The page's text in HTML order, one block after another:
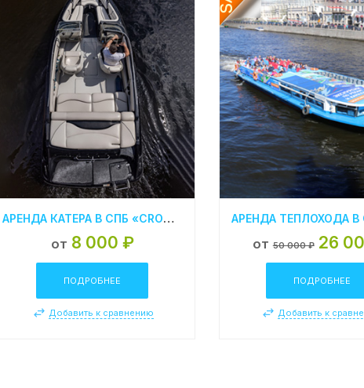
АРЕНДА КАТЕРА В СПБ «CROWNLINE 190 BLACK»
от 8 000 ₽
ПОДРОБНЕЕ
Добавить к сравнению
от 50 000 ₽ 26
ПОДРОБНЕЕ
Добавить к